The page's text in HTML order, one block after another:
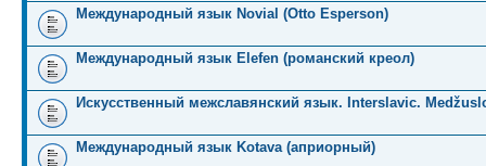
Международный язык Novial (Otto Esperson)
Международный язык Elefen (романский креол)
Искусственный межславянский язык. Interslavic.
Международный язык Kotava (априорный)